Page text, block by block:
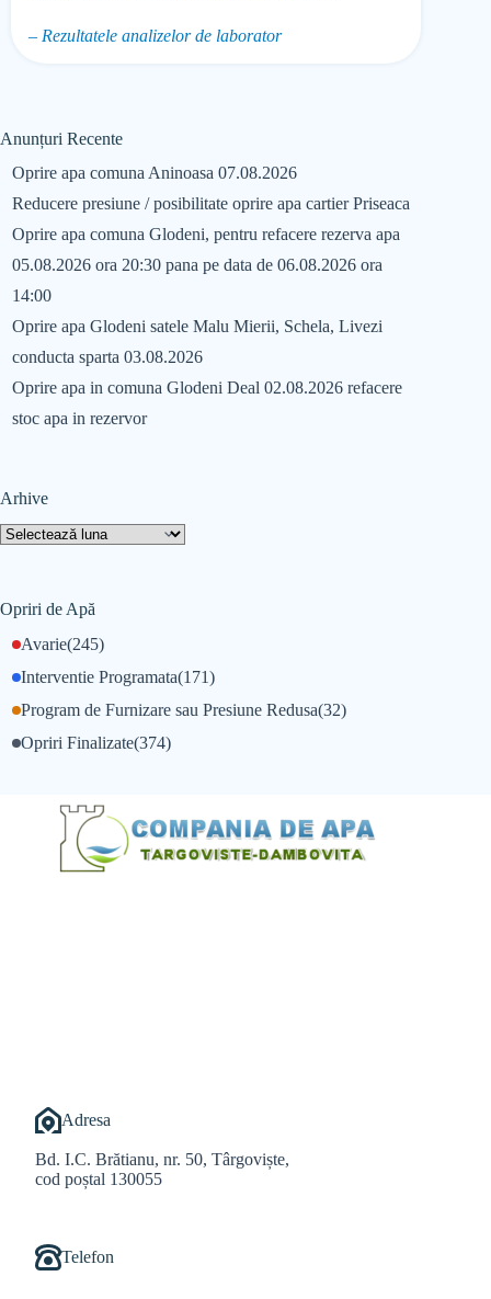
– Rezultatele analizelor de laborator
Anunțuri Recente
Oprire apa comuna Aninoasa 07.08.2026
Reducere presiune / posibilitate oprire apa cartier Priseaca
Oprire apa comuna Glodeni, pentru refacere rezerva apa
05.08.2026 ora 20:30 pana pe data de 06.08.2026 ora
14:00
Oprire apa Glodeni satele Malu Mierii, Schela, Livezi
conducta sparta 03.08.2026
Oprire apa in comuna Glodeni Deal 02.08.2026 refacere
stoc apa in rezervor
Arhive
Opriri de Apă
Avarie(245)
Interventie Programata(171)
Opriri Finalizate(374)
Program de Furnizare sau Presiune Redusa(32)
Adresa
Bd. I.C. Brătianu, nr. 50, Târgoviște,
cod poștal 130055
Telefon